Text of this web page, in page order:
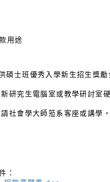
用途
碩士班優秀入學新生招生獎勵
研究生電腦室或教學研討室
社會學大師蒞系客座或講學。
：